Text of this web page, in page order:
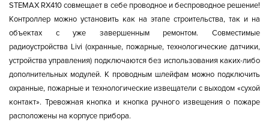
STEMAX RX410 совмещает в себе проводное и беспроводное решение!
Контроллер можно установить как на этапе строительства, так и на
объектах с уже завершенным ремонтом. Совместимые
радиоустройства Livi (охранные, пожарные, технологические датчики,
устройства управления) подключаются без использования каких-либо
дополнительных модулей. К проводным шлейфам можно подключить
охранные, пожарные и технологические извещатели с выходом «сухой
контакт». Тревожная кнопка и кнопка ручного извещения о пожаре
расположены на корпусе прибора.